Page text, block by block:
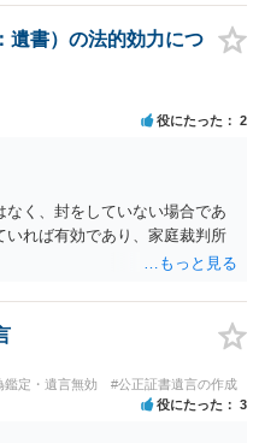
いと思います。
遺書）の法的効力につ
役にたった 2
なく、封をしていない場合であ
いれば有効であり、家庭裁判所
鑑定・遺言無効 #公正証書遺言の作成
役にたった 3